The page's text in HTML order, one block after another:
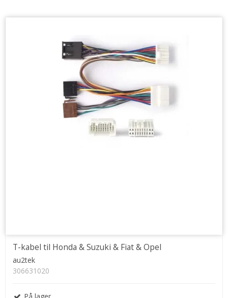
T-kabel til Honda & Suzuki & Fiat & Opel
au2tek
306631020
På lager